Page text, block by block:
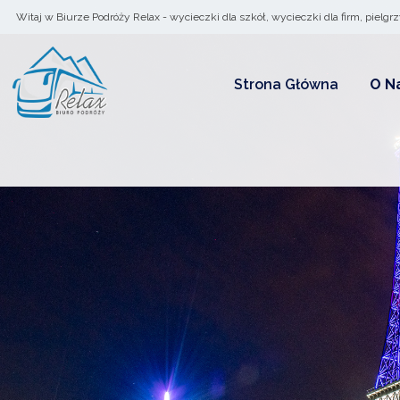
Witaj w Biurze Podróży Relax - wycieczki dla szkół, wycieczki dla firm,
Nie pamiętasz
Strona Główna O